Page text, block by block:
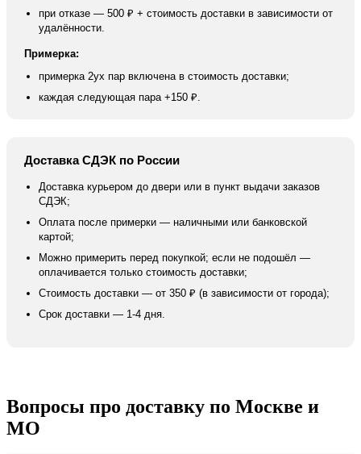
при отказе — 500 ₽ + стоимость доставки в зависимости от
удалённости.
Примерка:
примерка 2ух пар включена в стоимость доставки;
каждая следующая пара +150 ₽.
Доставка СДЭК по России
Доставка курьером до двери или в пункт выдачи заказов
СДЭК;
Оплата после примерки — наличными или банковской
картой;
Можно примерить перед покупкой; если не подошёл —
оплачивается только стоимость доставки;
Стоимость доставки — от 350 ₽ (в зависимости от города);
Срок доставки — 1-4 дня.
Вопросы про доставку по Москве и
МО